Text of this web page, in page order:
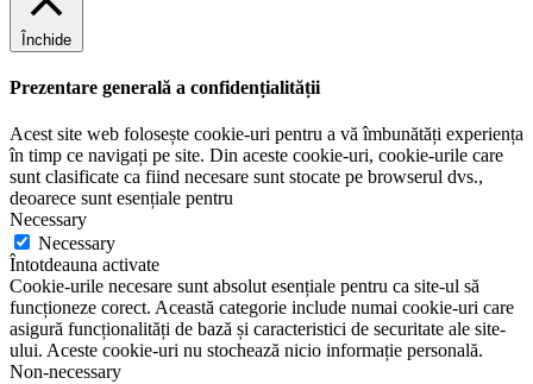
Închide
Prezentare generală a confidențialității
Acest site web folosește cookie-uri pentru a vă îmbunătăți experiența
în timp ce navigați pe site. Din aceste cookie-uri, cookie-urile care
sunt clasificate ca fiind necesare sunt stocate pe browserul dvs.,
deoarece sunt esențiale pentru
Necessary
Necessary
Întotdeauna activate
Cookie-urile necesare sunt absolut esențiale pentru ca site-ul să
funcționeze corect. Această categorie include numai cookie-uri care
asigură funcționalități de bază și caracteristici de securitate ale site-
ului. Aceste cookie-uri nu stochează nicio informație personală.
Non-necessary